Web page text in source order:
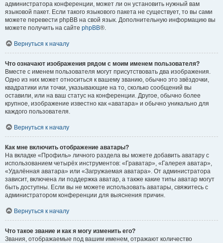
администратора конференции, может ли он установить нужный вам
языковой пакет. Если такого языкового пакета не существует, то вы сами
можете перевести phpBB на свой язык. Дополнительную информацию вы
можете получить на сайте phpBB®.
Вернуться к началу
Что означают изображения рядом с моим именем пользователя?
Вместе с именем пользователя могут присутствовать два изображения.
Одно из них может относиться к вашему званию, обычно это звёздочки,
квадратики или точки, указывающие на то, сколько сообщений вы
оставили, или на ваш статус на конференции. Другое, обычно более
крупное, изображение известно как «аватара» и обычно уникально для
каждого пользователя.
Вернуться к началу
Как мне включить отображение аватары?
На вкладке «Профиль» личного раздела вы можете добавить аватару с
использованием четырёх инструментов: «Граватар», «Галерея аватар»,
«Удалённая аватара» или «Загружаемая аватара». От администратора
зависит, включена ли поддержка аватар, а также какие типы аватар могут
быть доступны. Если вы не можете использовать аватары, свяжитесь с
администратором конференции для выяснения причин.
Вернуться к началу
Что такое звание и как я могу изменить его?
Звания, отображаемые под вашим именем, отражают количество